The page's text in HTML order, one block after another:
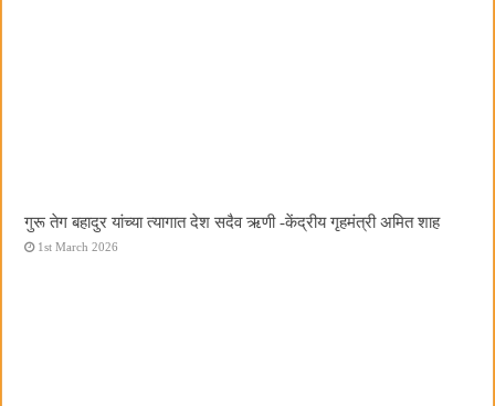
गुरू तेग बहादुर यांच्या त्यागात देश सदैव ऋणी -केंद्रीय गृहमंत्री अमित शाह
1st March 2026